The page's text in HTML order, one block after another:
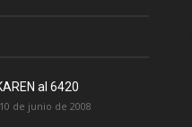
al 6420
de junio de 2008